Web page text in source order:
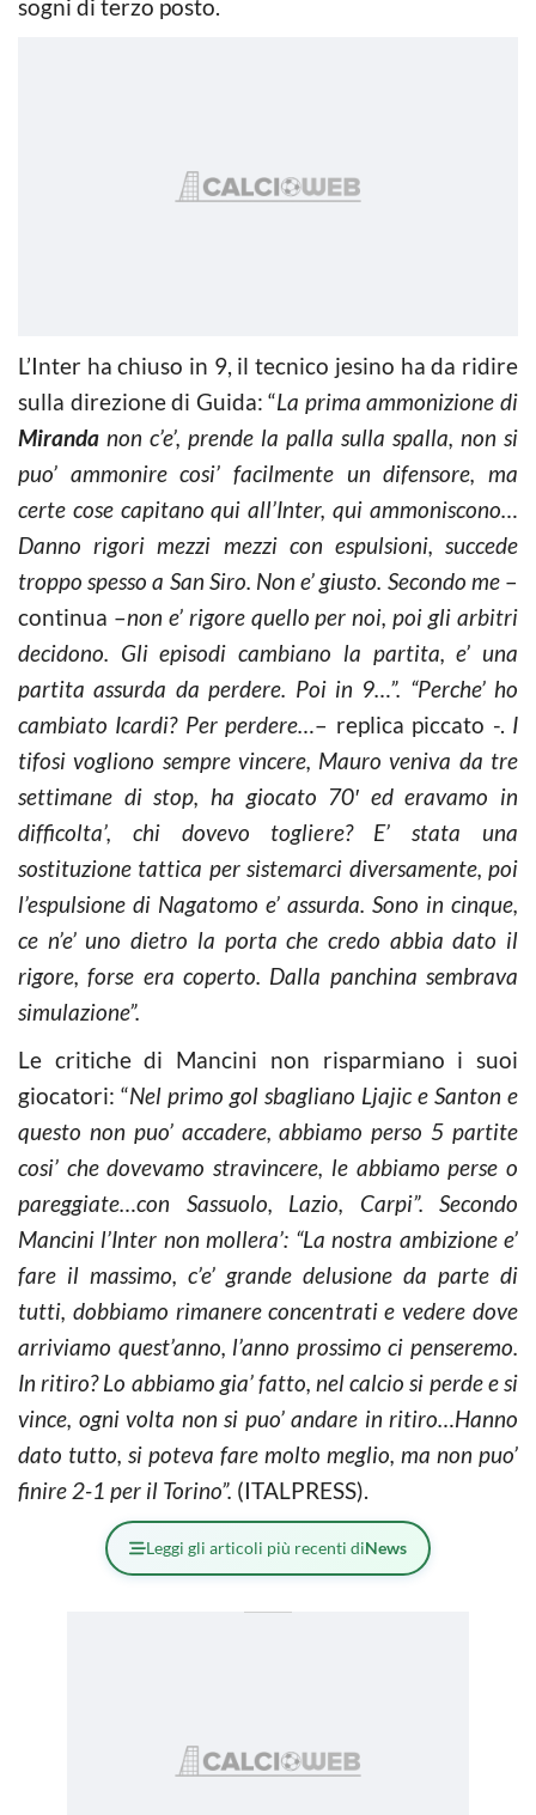
sogni di terzo posto.
L’Inter ha chiuso in 9, il tecnico jesino ha da ridire
sulla direzione di Guida: “La prima ammonizione di
Miranda non c’e’, prende la palla sulla spalla, non si
puo’ ammonire cosi’ facilmente un difensore, ma
certe cose capitano qui all’Inter, qui ammoniscono…
Danno rigori mezzi mezzi con espulsioni, succede
troppo spesso a San Siro. Non e’ giusto. Secondo me–
continua –non e’ rigore quello per noi, poi gli arbitri
decidono. Gli episodi cambiano la partita, e’ una
partita assurda da perdere. Poi in 9…”. “Perche’ ho
cambiato Icardi? Per perdere…– replica piccato -. I
tifosi vogliono sempre vincere, Mauro veniva da tre
settimane di stop, ha giocato 70′ ed eravamo in
difficolta’, chi dovevo togliere? E’ stata una
sostituzione tattica per sistemarci diversamente, poi
l’espulsione di Nagatomo e’ assurda. Sono in cinque,
ce n’e’ uno dietro la porta che credo abbia dato il
rigore, forse era coperto. Dalla panchina sembrava
simulazione”.
Le critiche di Mancini non risparmiano i suoi
giocatori: “Nel primo gol sbagliano Ljajic e Santon e
questo non puo’ accadere, abbiamo perso 5 partite
cosi’ che dovevamo stravincere, le abbiamo perse o
pareggiate…con Sassuolo, Lazio, Carpi”. Secondo
Mancini l’Inter non mollera’: “La nostra ambizione e’
fare il massimo, c’e’ grande delusione da parte di
tutti, dobbiamo rimanere concentrati e vedere dove
arriviamo quest’anno, l’anno prossimo ci penseremo.
In ritiro? Lo abbiamo gia’ fatto, nel calcio si perde e si
vince, ogni volta non si puo’ andare in ritiro…Hanno
dato tutto, si poteva fare molto meglio, ma non puo’
finire 2-1 per il Torino”. (ITALPRESS).
Leggi gli articoli più recenti diNews